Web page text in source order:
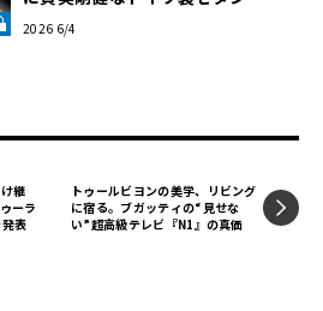
【メルセデス190E日記】第7回
2026 6/4
継
ーラ
表
トゥールビヨンの美学、リビング
に宿る。ブガッティの“見せな
い”超高級テレビ『N1』の真価